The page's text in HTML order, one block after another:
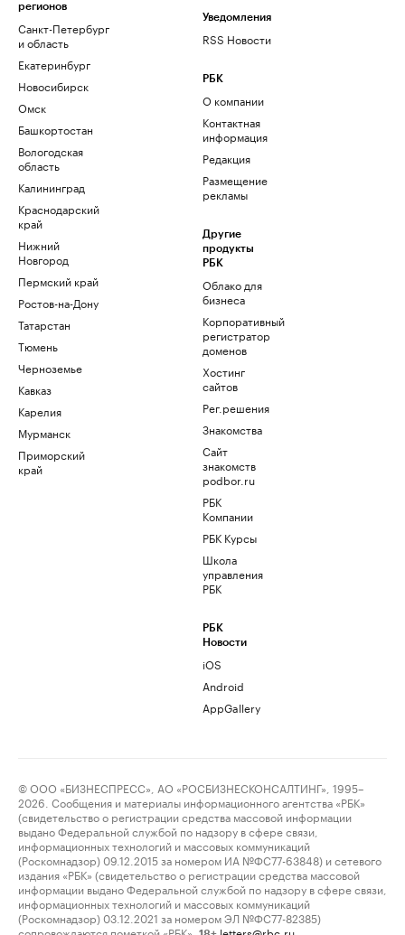
регионов
Санкт-Петербург
и область
Екатеринбург
Новосибирск
Омск
Башкортостан
Вологодская
область
Калининград
Краснодарский
край
Нижний
Новгород
Пермский край
Ростов-на-Дону
Татарстан
Тюмень
Черноземье
Кавказ
Карелия
Мурманск
Приморский
край
Уведомления
RSS Новости
РБК
О компании
Контактная
информация
Редакция
Размещение
рекламы
Другие
продукты
РБК
Облако для
бизнеса
Корпоративный
регистратор
доменов
Хостинг
сайтов
Рег.решения
Знакомства
Сайт
знакомств
podbor.ru
РБК
Компании
РБК Курсы
Школа
управления
РБК
РБК
Новости
iOS
Android
AppGallery
© ООО «БИЗНЕСПРЕСС», АО «РОСБИЗНЕСКОНСАЛТИНГ», 1995–
2026. Сообщения и материалы информационного агентства «РБК»
(свидетельство о регистрации средства массовой информации
выдано Федеральной службой по надзору в сфере связи,
информационных технологий и массовых коммуникаций
(Роскомнадзор) 09.12.2015 за номером ИА №ФС77-63848) и сетевого
издания «РБК» (свидетельство о регистрации средства массовой
информации выдано Федеральной службой по надзору в сфере связи,
информационных технологий и массовых коммуникаций
(Роскомнадзор) 03.12.2021 за номером ЭЛ №ФС77-82385)